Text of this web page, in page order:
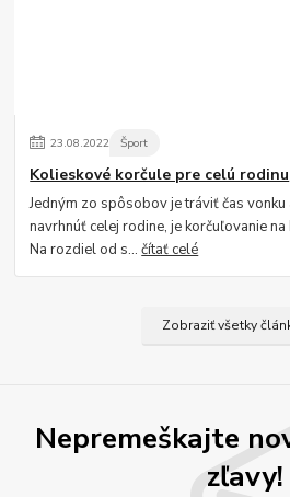
23.08.2022 Šport
Kolieskové korčule pre celú rodinu
Jedným zo spôsobov je tráviť čas
navrhnúť celej rodine, je korčuľovanie
Na rozdiel od s...čítať celé
Zobraziť všetky
Nepremeškajte
zľavy!